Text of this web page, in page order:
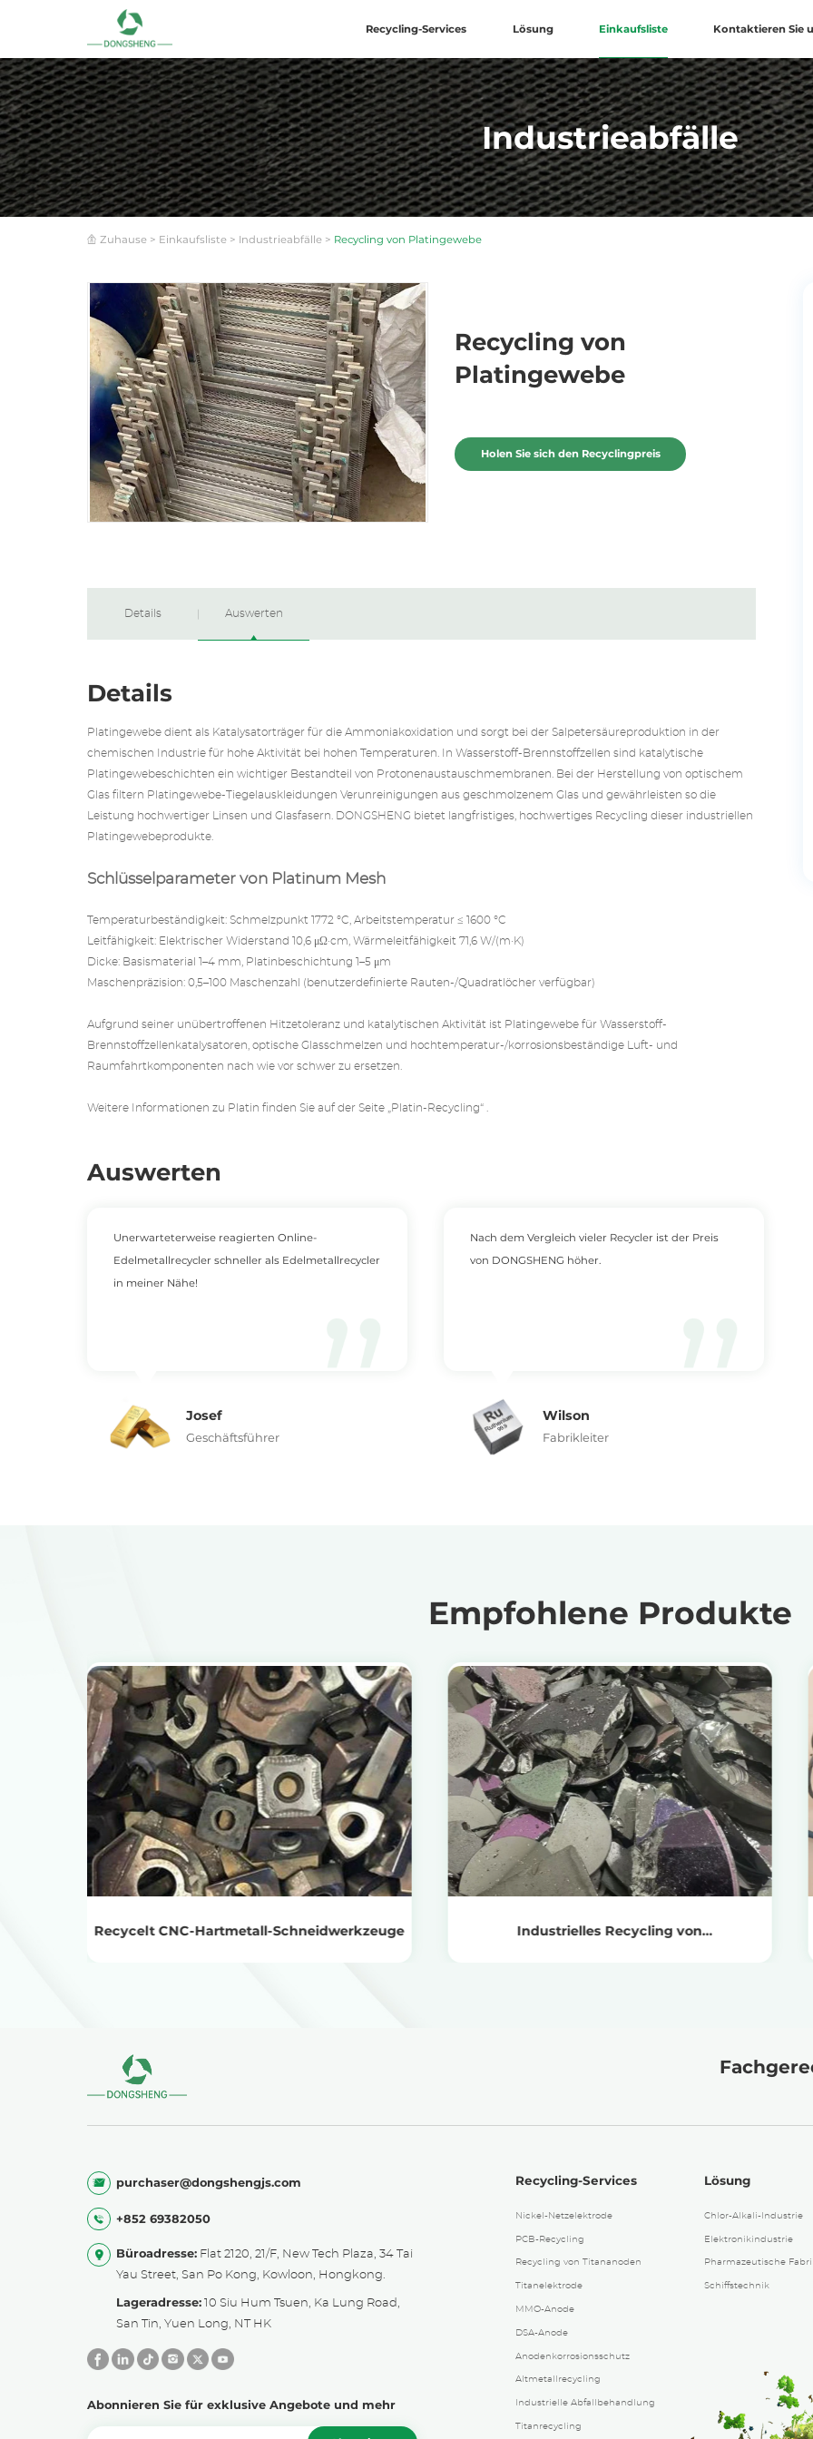
Recycling-Services Lösung Einkaufsliste Kontaktieren Sie
Industrieabfälle
Zuhause> Einkaufsliste> Industrieabfälle> Recycling von Platingewebe
Recycling von
Platingewebe
Holen Sie sich den Recyclingpreis
Details Auswerten
Details
Platingewebe dient als Katalysatorträger für die Ammoniakoxidation und sorgt bei der Salpetersäureproduktion in der
chemischen Industrie für hohe Aktivität bei hohen Temperaturen. In Wasserstoff-Brennstoffzellen sind katalytische
Platingewebeschichten ein wichtiger Bestandteil von Protonenaustauschmembranen. Bei der Herstellung von optischem
Glas filtern Platingewebe-Tiegelauskleidungen Verunreinigungen aus geschmolzenem Glas und gewährleisten so die
Leistung hochwertiger Linsen und Glasfasern. DONGSHENG bietet langfristiges, hochwertiges Recycling dieser industriellen
Platingewebeprodukte.
Schlüsselparameter von Platinum Mesh
Temperaturbeständigkeit: Schmelzpunkt 1772 °C, Arbeitstemperatur ≤ 1600 °C
Leitfähigkeit: Elektrischer Widerstand 10,6 μΩ·cm, Wärmeleitfähigkeit 71,6 W/(m·K)
Dicke: Basismaterial 1–4 mm, Platinbeschichtung 1–5 μm
Maschenpräzision: 0,5–100 Maschenzahl (benutzerdefinierte Rauten-/Quadratlöcher verfügbar)
Aufgrund seiner unübertroffenen Hitzetoleranz und katalytischen Aktivität ist Platingewebe für Wasserstoff-
Brennstoffzellenkatalysatoren, optische Glasschmelzen und hochtemperatur-/korrosionsbeständige Luft- und
Raumfahrtkomponenten nach wie vor schwer zu ersetzen.
Weitere Informationen zu Platin finden Sie auf der Seite „Platin-Recycling“ .
Auswerten
Unerwarteterweise reagierten Online-
Edelmetallrecycler schneller als Edelmetallrecycler
in meiner Nähe!
Josef
Geschäftsführer
Nach dem Vergleich vieler Recycler ist der Preis
von DONGSHENG höher.
Wilson
Fabrikleiter
Empfohlene Produkte
Recycelt CNC-Hartmetall-Schneidwerkzeuge
Produkte anzeigen
Holen Sie sich den Recyclingpreis
Industrielles Recycling von
Produkte anzeigen
Holen Sie sich den Recyclingpreis
purchaser@dongshengjs.com
+852 69382050
Büroadresse: Flat 2120, 21/F, New Tech Plaza, 34 Tai
Yau Street, San Po Kong, Kowloon, Hongkong.
Lageradresse: 10 Siu Hum Tsuen, Ka Lung Road,
San Tin, Yuen Long, NT HK
Abonnieren Sie für exklusive Angebote und mehr
Recycling-Services
Nickel-Netzelektrode
PCB-Recycling
Recycling von Titananoden
Titanelektrode
MMO-Anode
DSA-Anode
Anodenkorrosionsschutz
Altmetallrecycling
Industrielle Abfallbehandlung
Titanrecycling
Lösung
Chlor-Alkali-Industrie
Elektronikindustrie
Pharmazeutische
Schiffstechnik